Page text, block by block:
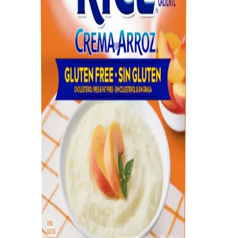
Osmancık Pirinci Markaları ve Kalite
Değerlendirmeleri Hakkında Kapsamlı Bilgi
Türkiye'nin favori pirinç türü Osmancık'ın markaları ve kalite
kriterleri hakkında detaylı bilgiler, tüketici tercihleri ve doğru seçim
için ipuçları içerir.
Derviş Pirinci Nedir ve Pişirme Teknikleriyle Lezzetli
Yemekler Hazırlama
Derviş pirinci, uzun taneli ve yapışkan olmayan yapısıyla öne çıkar.
Pişirme teknikleri ve kullanım alanlarıyla lezzetli yemekler
hazırlamanıza yardımcı olur.
Et ve Pirinçle Hazırlanan Dünya Mutfağına Ait
Pratik ve Ekonomik Tarifler
Et ve pirinç kullanılarak hazırlanan dünya mutfağına ait tarifler,
farklı baharatlar ve pişirme teknikleriyle zenginleşir. Ekonomik ve
pratik seçenekler sunan bu tarifler, çeşitli kültürlerden esinlenmiştir.
Cream of Rice Aroması Nedir En İyi Seçenekler ve
Kullanım Tavsiyeleri